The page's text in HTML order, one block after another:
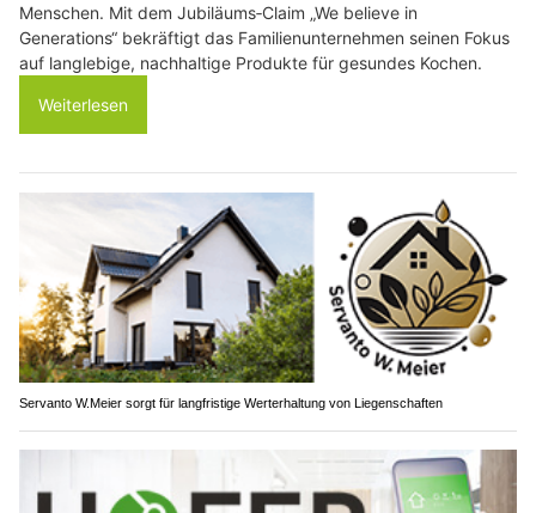
Menschen. Mit dem Jubiläums‑Claim „We believe in
Generations“ bekräftigt das Familienunternehmen seinen Fokus
auf langlebige, nachhaltige Produkte für gesundes Kochen.
Weiterlesen
Servanto W.Meier sorgt für langfristige Werterhaltung von Liegenschaften